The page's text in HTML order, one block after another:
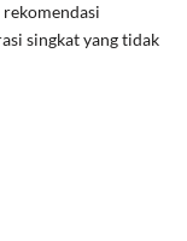
singkat yang tidak